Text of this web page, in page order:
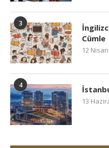
3
Cümle
12
4
13